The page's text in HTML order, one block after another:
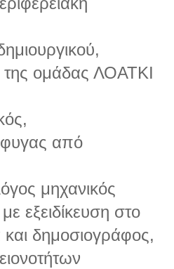
της ομάδας ΛΟΑΤΚΙ
από
μηχανικός
εξειδίκευση στο
και δημοσιογράφος,